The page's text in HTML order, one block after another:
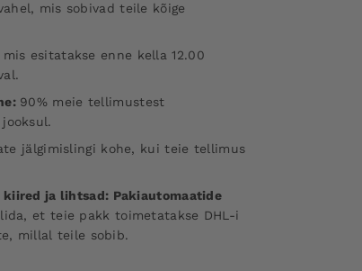
mis sobivad teile kõige
mis esitatakse enne kella 12.00
90% meie tellimustest
jälgimislingi kohe, kui teie tellimus
ja lihtsad: Pakiautomaatide
et teie pakk toimetatakse DHL-i
millal teile sobib.